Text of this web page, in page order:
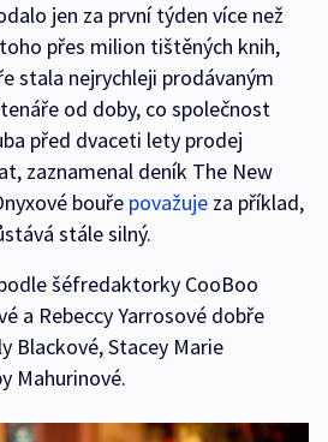
jen za první týden více než
přes milion tištěných knih,
stala nejrychleji prodávaným
od doby, co společnost
před dvaceti lety prodej
zaznamenal deník The New
bouře považuje za příklad,
stále silný.
šéfredaktorky CooBoo
a Rebeccy Yarrosové dobře
Blackové, Stacey Marie
Mahurinové.